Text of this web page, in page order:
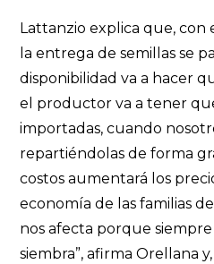
Lattanzio explica que, con
la entrega de semillas se
disponibilidad va a hacer
el productor va a tener
importadas, cuando
repartiéndolas de forma
costos aumentará los
economía de las familias
nos afecta porque
siembra”, afirma Orellana